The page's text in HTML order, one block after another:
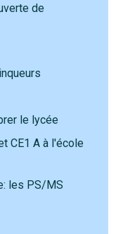
de
le lycée
CE1 A à l'école
les PS/MS